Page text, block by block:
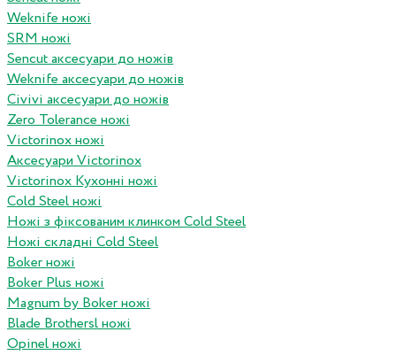
Weknife ножі
SRM ножі
Sencut аксесуари до ножів
Weknife аксесуари до ножів
Civivi аксесуари до ножів
Zero Tolerance ножі
Victorinox ножі
Аксесуари Victorinox
Victorinox Кухонні ножі
Cold Steel ножі
Ножі з фіксованим клинком Cold Steel
Ножі складні Cold Steel
Boker ножі
Boker Plus ножі
Magnum by Boker ножі
Blade Brothersl ножі
Opinel ножі